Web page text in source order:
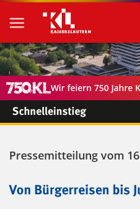
Wir feiern 750 Jahre
Schnelleinstieg
Pressemitteilung vom
Von Bürgerreisen bis